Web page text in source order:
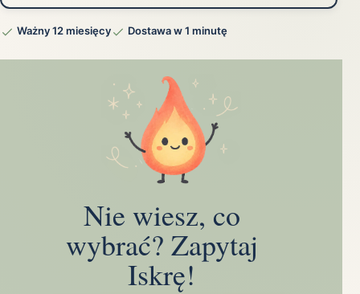
Ważny 12 miesięcy Dostawa w 1 minutę
Nie wiesz, co
wybrać? Zapytaj
Iskrę!